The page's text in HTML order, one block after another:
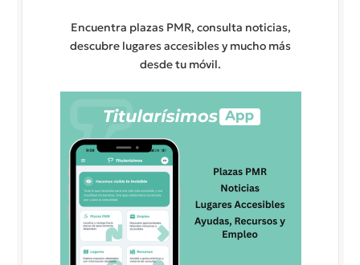
Encuentra plazas PMR, consulta noticias,
descubre lugares accesibles y mucho más
desde tu móvil.